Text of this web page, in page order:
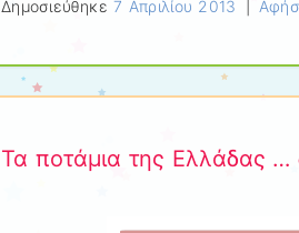
Δημοσιεύθηκε7 Απριλίου 2013
Τα ποτάμια της Ελλάδας …